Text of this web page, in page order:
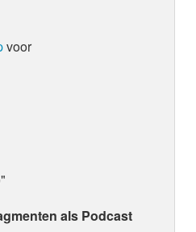
voor
als Podcast